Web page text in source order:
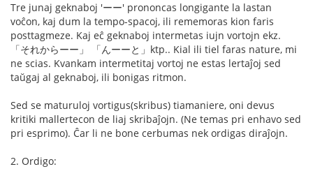
Tre junaj geknaboj 'ーー' prononcas longigante la lastan
voĉon, kaj dum la tempo-spacoj, ili rememoras kion faris
posttagmeze. Kaj eĉ geknaboj intermetas iujn vortojn ekz.
「それからーー」 「んーーと」ktp.. Kial ili tiel faras nature, mi
ne scias. Kvankam intermetitaj vortoj ne estas lertaĵoj sed
taŭgaj al geknaboj, ili bonigas ritmon.
Sed se maturuloj vortigus(skribus) tiamaniere, oni devus
kritiki mallertecon de liaj skribaĵojn. (Ne temas pri enhavo sed
pri esprimo). Ĉar li ne bone cerbumas nek ordigas diraĵojn.
2. Ordigo: